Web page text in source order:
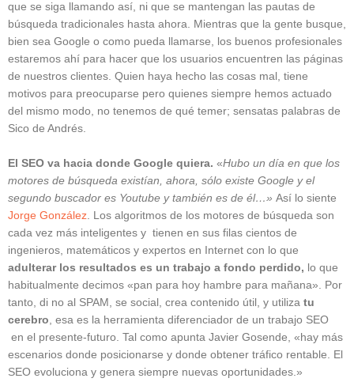
que se siga llamando así, ni que se mantengan las pautas de
búsqueda tradicionales hasta ahora. Mientras que la gente busque,
bien sea Google o como pueda llamarse, los buenos profesionales
estaremos ahí para hacer que los usuarios encuentren las páginas
de nuestros clientes. Quien haya hecho las cosas mal, tiene
motivos para preocuparse pero quienes siempre hemos actuado
del mismo modo, no tenemos de qué temer; sensatas palabras de
Sico de Andrés.
El SEO va hacia donde Google quiera. «Hubo un día en que los
motores de búsqueda existían, ahora, sólo existe Google y el
segundo buscador es Youtube y también es de él…» Así lo siente
Jorge González. Los algoritmos de los motores de búsqueda son
cada vez más inteligentes y tienen en sus filas cientos de
ingenieros, matemáticos y expertos en Internet con lo que
adulterar los resultados es un trabajo a fondo perdido, lo que
habitualmente decimos «pan para hoy hambre para mañana». Por
tanto, di no al SPAM, se social, crea contenido útil, y utiliza tu
cerebro, esa es la herramienta diferenciador de un trabajo SEO
en el presente-futuro. Tal como apunta Javier Gosende, «hay más
escenarios donde posicionarse y donde obtener tráfico rentable. El
SEO evoluciona y genera siempre nuevas oportunidades.»